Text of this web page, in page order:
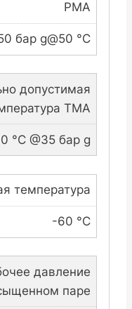
PMA
бар g@50 °C
допустимая
TMA
°C @35 бар g
температура
-60 °C
давление
паре